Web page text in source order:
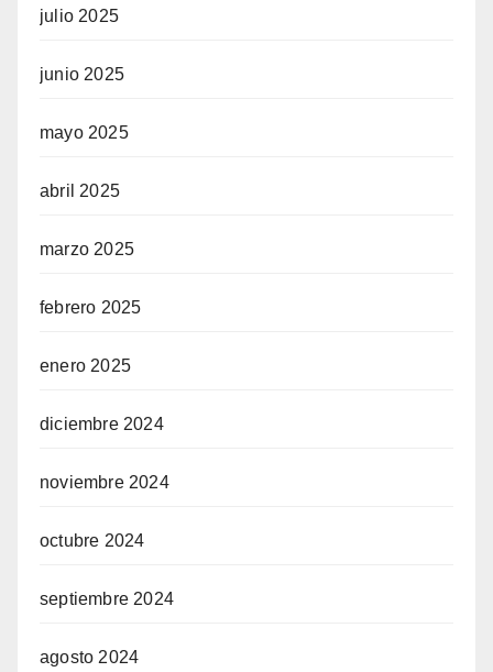
julio 2025
junio 2025
mayo 2025
abril 2025
marzo 2025
febrero 2025
enero 2025
diciembre 2024
noviembre 2024
octubre 2024
septiembre 2024
agosto 2024